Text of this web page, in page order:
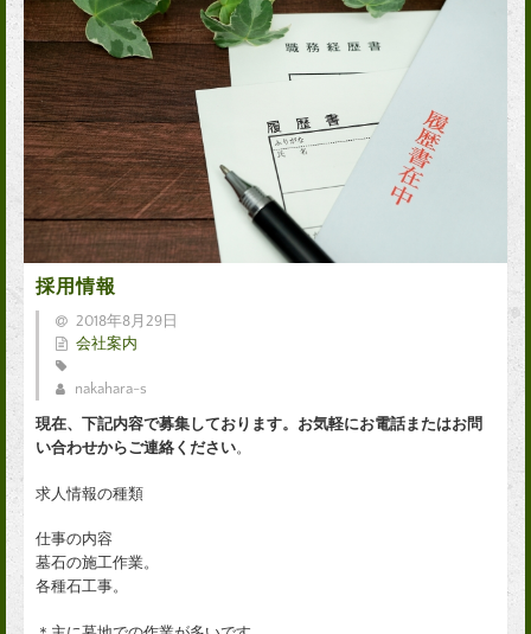
採用情報
2018年8月29日
会社案内
nakahara-s
現在、下記内容で募集しております。お気軽にお電話またはお問
い合わせからご連絡ください。
求人情報の種類
仕事の内容
墓石の施工作業。
各種石工事。